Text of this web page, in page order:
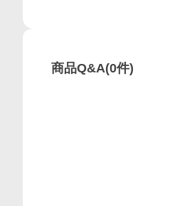
商品Q&A(0件)